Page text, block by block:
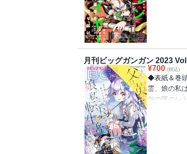
ぽんかん(8)
案：深見真
んには敵わ
監修：時田
「スター・
ム 原案：ウ
／「スーパ
りんね区役
ルDASH」
り俺の青春
昇／「お伽
法人 阿寒ア
ロ 作画：戸
ロー文庫／
緒一綺 キ
月刊ビッグガンガン 2023
¥700 (税込)
◆表紙＆巻
霊、娘の私
伽の匣のレ
多数掲載!!